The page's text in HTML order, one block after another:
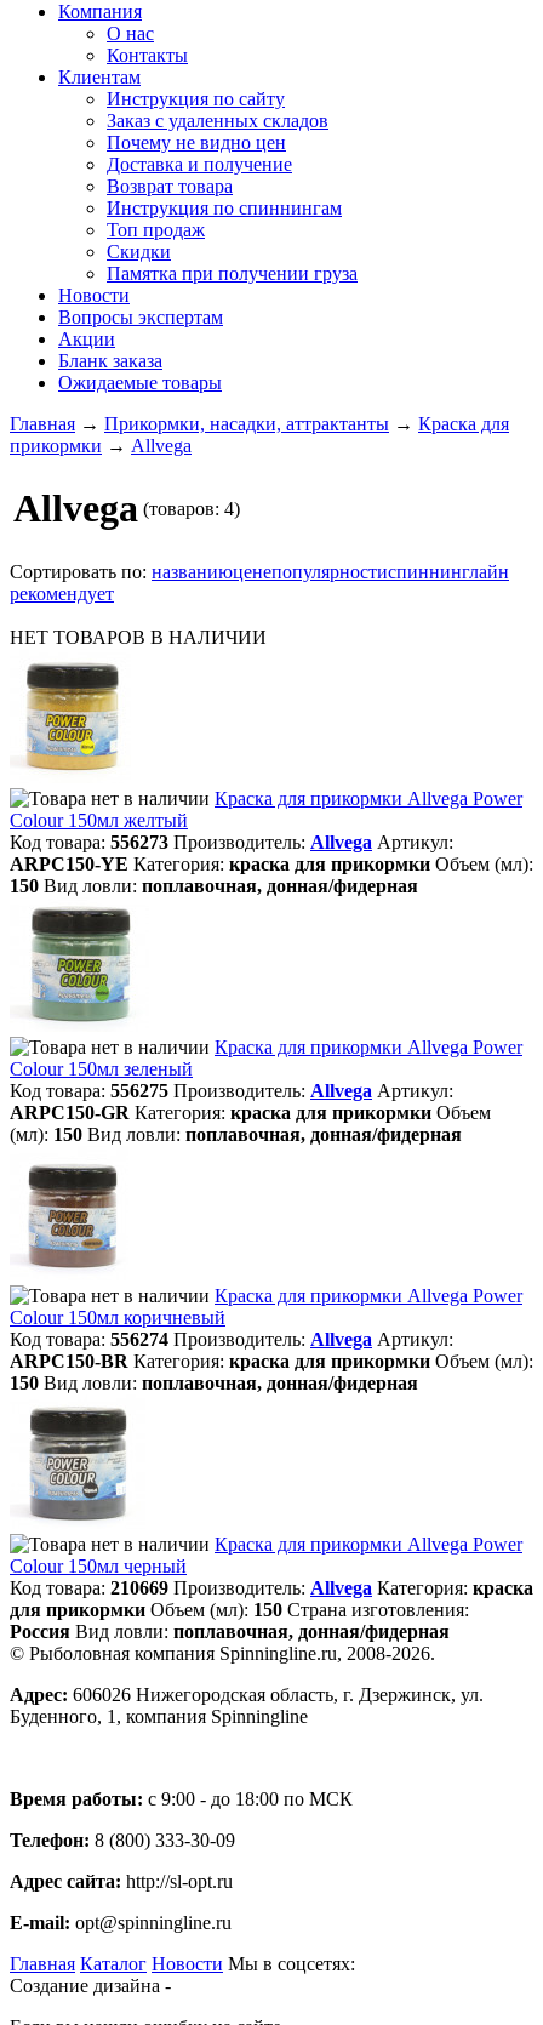
Компания
О нас
Контакты
Клиентам
Инструкция по сайту
Заказ с удаленных складов
Почему не видно цен
Доставка и получение
Возврат товара
Инструкция по спиннингам
Топ продаж
Скидки
Памятка при получении груза
Новости
Вопросы экспертам
Акции
Бланк заказа
Ожидаемые товары
Главная → Прикормки, насадки, аттрактанты → Краска для
прикормки → Allvega
Allvega (товаров: 4)
Сортировать по: названиюценепопулярностиспиннинглайн
рекомендует
НЕТ ТОВАРОВ В НАЛИЧИИ
Краска для прикормки Allvega Power
Colour 150мл желтый
Код товара: 556273 Производитель: Allvega Артикул:
ARPC150-YE Категория: краска для прикормки Объем (мл):
150 Вид ловли: поплавочная, донная/фидерная
Краска для прикормки Allvega Power
Colour 150мл зеленый
Код товара: 556275 Производитель: Allvega Артикул:
ARPC150-GR Категория: краска для прикормки Объем
(мл): 150 Вид ловли: поплавочная, донная/фидерная
Краска для прикормки Allvega Power
Colour 150мл коричневый
Код товара: 556274 Производитель: Allvega Артикул:
ARPC150-BR Категория: краска для прикормки Объем (мл):
150 Вид ловли: поплавочная, донная/фидерная
Краска для прикормки Allvega Power
Colour 150мл черный
Код товара: 210669 Производитель: Allvega Категория: краска
для прикормки Объем (мл): 150 Страна изготовления:
Россия Вид ловли: поплавочная, донная/фидерная
© Рыболовная компания Spinningline.ru, 2008-2026.
Адрес: 606026 Нижегородская область, г. Дзержинск, ул.
Буденного, 1, компания Spinningline
Время работы: с 9:00 - до 18:00 по МСК
Телефон: 8 (800) 333-30-09
Адрес сайта: http://sl-opt.ru
E-mail: opt@spinningline.ru
Главная Каталог Новости Мы в соцсетях:
Создание дизайна -